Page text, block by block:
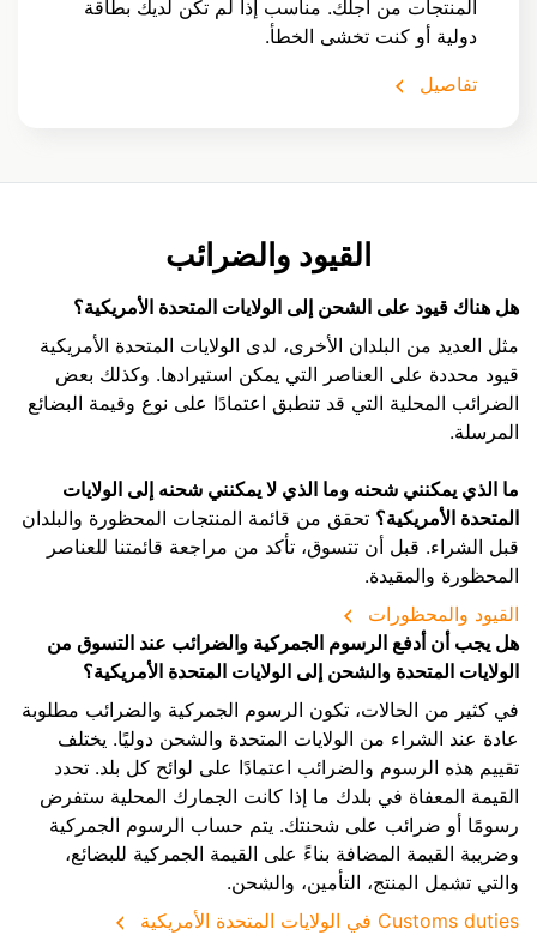
المنتجات من أجلك. مناسب إذا لم تكن لديك بطاقة
دولية أو كنت تخشى الخطأ.
تفاصيل
القيود والضرائب
هل هناك قيود على الشحن إلى الولايات المتحدة الأمريكية؟
مثل العديد من البلدان الأخرى، لدى الولايات المتحدة الأمريكية
قيود محددة على العناصر التي يمكن استيرادها. وكذلك بعض
الضرائب المحلية التي قد تنطبق اعتمادًا على نوع وقيمة البضائع
المرسلة.
ما الذي يمكنني شحنه وما الذي لا يمكنني شحنه إلى الولايات
المتحدة الأمريكية؟ تحقق من قائمة المنتجات المحظورة والبلدان
قبل الشراء. قبل أن تتسوق، تأكد من مراجعة قائمتنا للعناصر
المحظورة والمقيدة.
القيود والمحظورات
هل يجب أن أدفع الرسوم الجمركية والضرائب عند التسوق من
الولايات المتحدة والشحن إلى الولايات المتحدة الأمريكية؟
في كثير من الحالات، تكون الرسوم الجمركية والضرائب مطلوبة
عادة عند الشراء من الولايات المتحدة والشحن دوليًا. يختلف
تقييم هذه الرسوم والضرائب اعتمادًا على لوائح كل بلد. تحدد
القيمة المعفاة في بلدك ما إذا كانت الجمارك المحلية ستفرض
رسومًا أو ضرائب على شحنتك. يتم حساب الرسوم الجمركية
وضريبة القيمة المضافة بناءً على القيمة الجمركية للبضائع،
والتي تشمل المنتج، التأمين، والشحن.
Customs duties في الولايات المتحدة الأمريكية